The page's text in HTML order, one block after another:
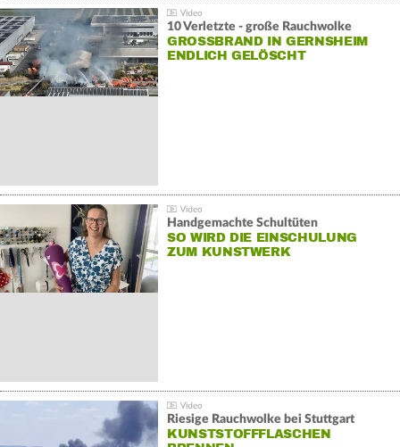
10 Verletzte - große Rauchwolke
GROSSBRAND IN GERNSHEIM E
NDLICH GELÖSCHT
Handgemachte Schultüten
SO WIRD DIE EINSCHULUNG
ZUM KUNSTWERK
Riesige Rauchwolke bei Stuttgart
KUNSTSTOFFFLASCHEN